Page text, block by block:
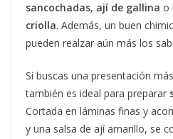
sancochadas, ají de gallina o
criolla. Además, un buen
pueden realzar aún más los
Si buscas una presentación
también es ideal para preparar
Cortada en láminas finas y
y una salsa de ají amarillo, se